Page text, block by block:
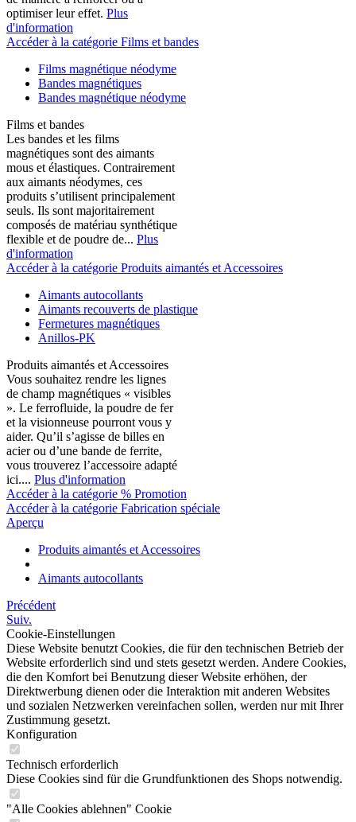
optimiser leur effet. Plus
d'information
Accéder à la catégorie Films et bandes
Films magnétique néodyme
Bandes magnétiques
Bandes magnétique néodyme
Films et bandes
Les bandes et les films
magnétiques sont des aimants
mous et élastiques. Contrairement
aux aimants néodymes, ces
produits s’utilisent principalement
seuls. Ils sont majoritairement
composés de matériau synthétique
flexible et de poudre de... Plus
d'information
Accéder à la catégorie Produits aimantés et Accessoires
Aimants autocollants
Aimants recouverts de plastique
Fermetures magnétiques
Anillos-PK
Produits aimantés et Accessoires
Vous souhaitez rendre les lignes
de champ magnétiques « visibles
». Le ferrofluide, la poudre de fer
et la visionneuse pourront vous y
aider. Qu’il s’agisse de billes en
acier ou d’une bande de ferrite,
vous trouverez l’accessoire adapté
ici.... Plus d'information
Accéder à la catégorie % Promotion
Accéder à la catégorie Fabrication spéciale
Aperçu
Produits aimantés et Accessoires
Aimants autocollants
Précédent
Suiv.
Cookie-Einstellungen
Diese Website benutzt Cookies, die für den technischen Betrieb der
Website erforderlich sind und stets gesetzt werden. Andere Cookies,
die den Komfort bei Benutzung dieser Website erhöhen, der
Direktwerbung dienen oder die Interaktion mit anderen Websites
und sozialen Netzwerken vereinfachen sollen, werden nur mit Ihrer
Zustimmung gesetzt.
Konfiguration
Technisch erforderlich
Diese Cookies sind für die Grundfunktionen des Shops notwendig.
"Alle Cookies ablehnen" Cookie